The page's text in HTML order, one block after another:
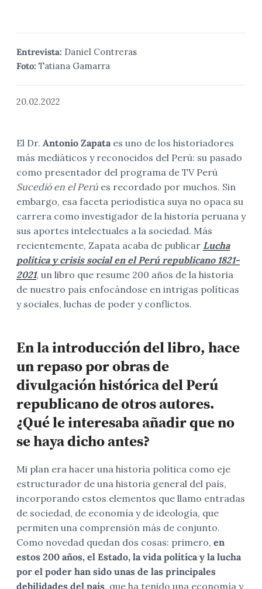
Entrevista: Daniel Contreras
Foto: Tatiana Gamarra
20.02.2022
El Dr. Antonio Zapata es uno de los historiadores
más mediáticos y reconocidos del Perú: su pasado
como presentador del programa de TV Perú
Sucedió en el Perú es recordado por muchos. Sin
embargo, esa faceta periodística suya no opaca su
carrera como investigador de la historia peruana y
sus aportes intelectuales a la sociedad. Más
recientemente, Zapata acaba de publicar Lucha
política y crisis social en el Perú republicano 1821-
2021, un libro que resume 200 años de la historia
de nuestro país enfocándose en intrigas políticas
y sociales, luchas de poder y conflictos.
En la introducción del libro, hace
un repaso por obras de
divulgación histórica del Perú
republicano de otros autores.
¿Qué le interesaba añadir que no
se haya dicho antes?
Mi plan era hacer una historia política como eje
estructurador de una historia general del país,
incorporando estos elementos que llamo entradas
de sociedad, de economía y de ideología, que
permiten una comprensión más de conjunto.
Como novedad quedan dos cosas: primero, en
estos 200 años, el Estado, la vida política y la lucha
por el poder han sido unas de las principales
debilidades del país, que ha tenido una economía y